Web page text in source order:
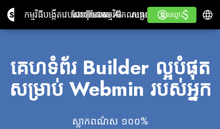
Site.proកម្មវិធីបង្កើតវេបសាយដោយ AI
កម្មវិធីបង្កើតវេបសាយដោយ AI
ដែន
ដែនអ៊ីមែល
អ៊ីមែលកម្មវិធី​គណនេយ្យ
កម្មវិធី​គណនេយ្យសម្រាប់អ្នកលក់បន្តស្លាក
សម្រាប់អ្នកលក់បន្ត
ស្លាកពណ៌ស
រៀន
រៀន
ចុះឈ្មោះ
ចុះឈ្មោះ
ចូលគណនី
$
$ ភាសា
គេហទំព័រ Builder ល្អបំផុត
សម្រាប់ Webmin របស់អ្នក
ស្លាកពណ៌ស ១០០%